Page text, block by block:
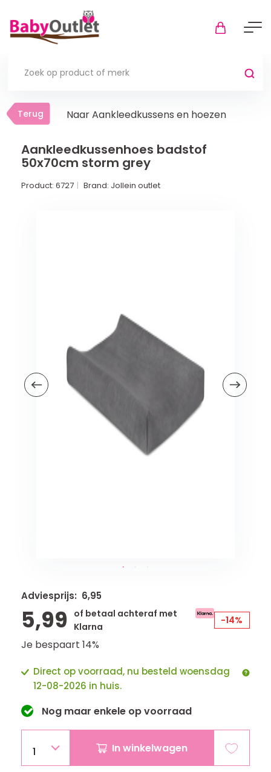
Terug
Thuis
Veiligheid buiten de deur
Kinderstoelen
Terug Naar Aankleedkussens en hoezen
Aankleedkussenhoes badstof
50x70cm storm grey
Product: 6727 Brand: Jollein outlet
Adviesprijs: 6,95
5,99
of betaal achteraf met
Klarna
-14%
Je bespaart 14%
Direct op voorraad, nu besteld woensdag
12-08-2026 in huis.
Nog maar enkele op voorraad
1 In winkelwagen